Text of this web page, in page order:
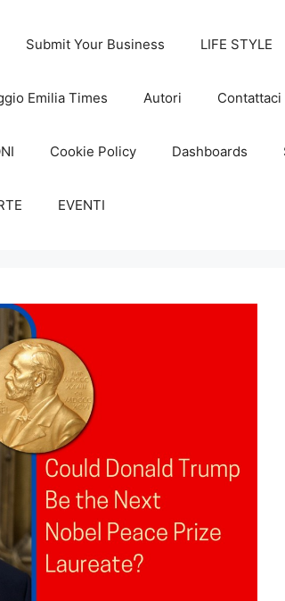
Submit Your Business LIFE STYLE
Emilia Times Autori Contattaci
Cookie Policy Dashboards
EVENTI